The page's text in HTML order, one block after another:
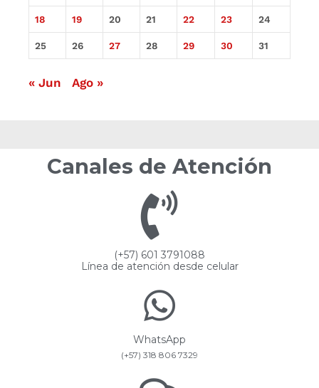
18 19 20 21 22 23 24
25 26 27 28 29 30 31
« Jun Ago »
Canales de Atención
(+57) 601 3791088
Línea de atención desde celular
WhatsApp
(+57) 318 806 7329